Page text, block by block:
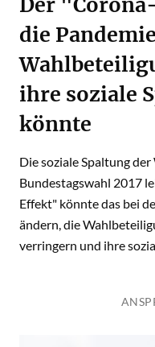
die
ihre soziale
könnte
Die soziale Spaltung
Bundestagswahl 2017
Effekt" könnte das bei
ändern, die
verringern und ihre